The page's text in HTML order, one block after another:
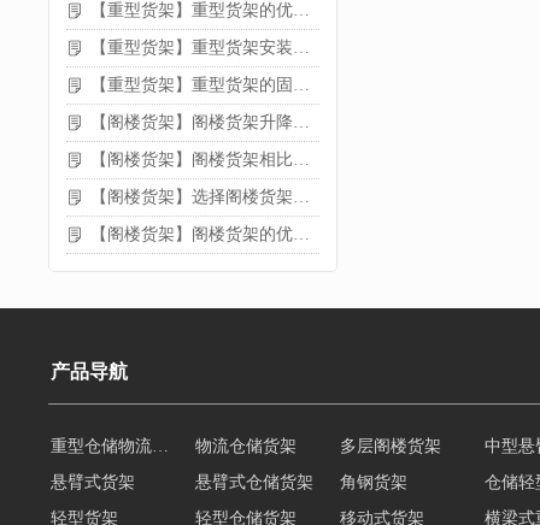
【重型货架】重型货架的优缺点
【重型货架】重型货架安装需要注意什么？
【重型货架】重型货架的固定方法
【阁楼货架】阁楼货架升降机需要注意哪些
【阁楼货架】阁楼货架相比传统货架的优势是什么
【阁楼货架】选择阁楼货架的好处？
【阁楼货架】阁楼货架的优点是什么
产品导航
重型仓储物流货架 物流仓储货架 多层阁楼货架
中型悬
悬臂式货架
悬臂式仓储货架 角钢货架
仓储轻
轻型货架
轻型仓储货架 移动式货架 横梁式